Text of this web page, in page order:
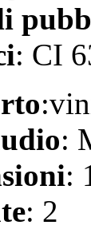
: CI
:
:
: 2